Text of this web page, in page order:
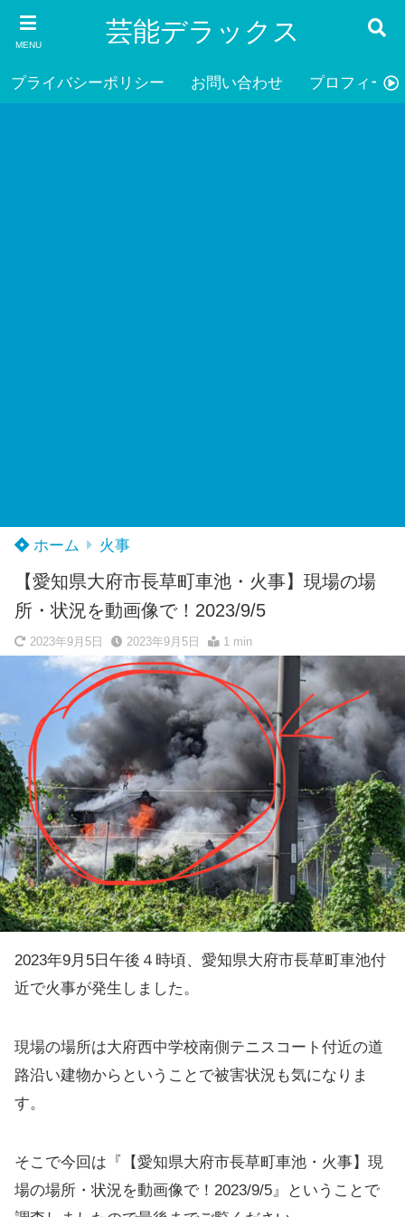
MENU 芸能デラックス
プライバシーポリシー お問い合わせ プロフィール
ホーム 火事
【愛知県大府市長草町車池・火事】現場の場
所・状況を動画像で！2023/9/5
2023年9月5日 2023年9月5日 1 min
2023年9月5日午後４時頃、愛知県大府市長草町車池付
近で火事が発生しました。
現場の場所は大府西中学校南側テニスコート付近の道
路沿い建物からということで被害状況も気になりま
す。
そこで今回は『【愛知県大府市長草町車池・火事】現
場の場所・状況を動画像で！2023/9/5』ということで